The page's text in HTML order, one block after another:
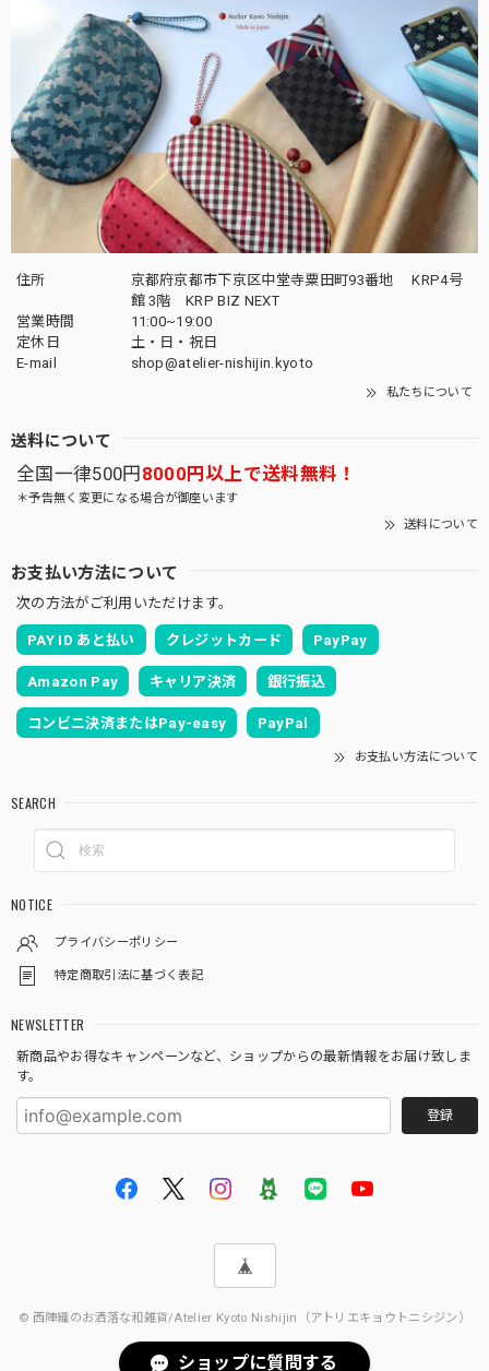
住所
京都府京都市下京区中堂寺粟田町93番地 KRP4号
館 3階 KRP BIZ NEXT
営業時間
11:00~19:00
定休日
土・日・祝日
E-mail
shop@atelier-nishijin.kyoto
私たちについて
送料について
全国一律500円8000円以上で送料無料！
＊予告無く変更になる場合が御座います
送料について
お支払い方法について
次の方法がご利用いただけます。
PAY ID あと払い クレジットカード PayPay
Amazon Pay キャリア決済 銀行振込
コンビニ決済またはPay-easy PayPal
お支払い方法について
SEARCH
NOTICE
プライバシーポリシー
特定商取引法に基づく表記
NEWSLETTER
新商品やお得なキャンペーンなど、ショップからの最新情報をお届け致しま
す。
登録
© 西陣織のお洒落な和雑貨/Atelier Kyoto Nishijin（アトリエキョウトニシジン）
ショップに質問する